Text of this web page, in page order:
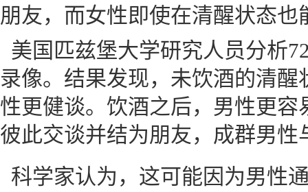
朋友，而女性即使在清醒状态也
美国匹兹堡大学研究人员分析
录像。结果发现，未饮酒的清
性更健谈。饮酒之后，男性更
彼此交谈并结为朋友，成群男性
科学家认为，这可能因为男性